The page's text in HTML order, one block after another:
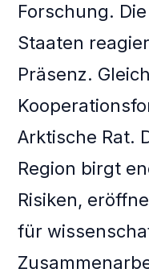
Forschung.
Staaten
Präsenz.
Arktische Rat.
Region birgt
Risiken,
für